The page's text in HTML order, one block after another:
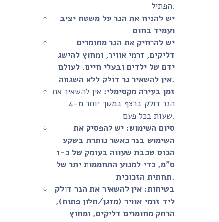
יש להניח את הנר על משטח יציב
ועמיד בחום
יש להרחיק את הנר מחומרים
דליקים, זרמי אוויר, ומחוץ להישג
ידם של ילדים ובעלי חיים. לעולם
זמן בעירה מקסימלי:אין להשאיר את
הנר דולק ברצף במשך יותר מ-4
סיום השימוש: יש להפסיק את
השימוש בנר כאשר נותרת בשקע
הכוס שכבת שעווה בעומק של כ-1
ס"מ, כדי למנוע התחממות יתר של
בטיחות:אין להשאיר את הנר דולק
ליד זרמי אוויר (מזגן/חלון פתוח),
הרחק מחומרים דליקים, ומחוץ